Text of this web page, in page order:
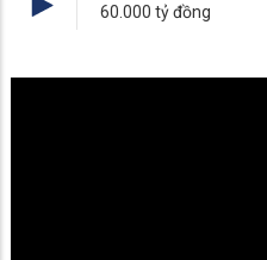
60.000 tỷ đồng